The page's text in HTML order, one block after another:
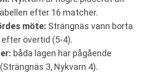
efter 16 matcher.
möte: Strängnäs vann borta
övertid (5-4).
båda lagen har pågående
3, Nykvarn 4).